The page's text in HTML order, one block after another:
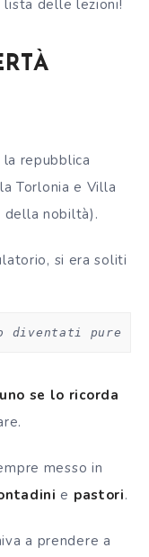
lista delle lezioni!
repubblica
Torlonia e Villa
della nobiltà).
si era soliti
diventati pure
se lo ricorda
messo in
e pastori.
a prendere a